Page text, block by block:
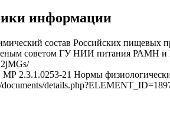
информации
состав Российских пищевых
советом ГУ НИИ питания РАМН и
2.3.1.0253-21 Нормы